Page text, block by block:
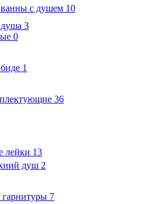
с душем 10
3
0
1
36
лейки 13
душ 2
7